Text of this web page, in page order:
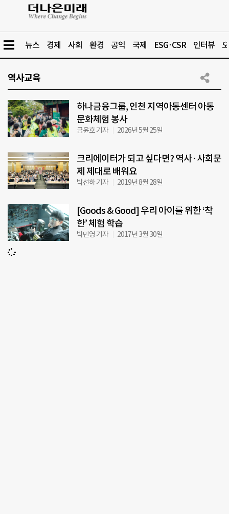
뉴스 경제 사회 환경 공익 국제 ESG·CSR 인터뷰
역사교육
하나금융그룹, 인천 지역아동센터 아동
문화체험 봉사
금윤호 기자 2026년 5월 25일
크리에이터가 되고 싶다면? 역사·사회문
제 제대로 배워요
박선하 기자 2019년 8월 28일
[Goods & Good] 우리 아이를 위한 ‘착
한’ 체험 학습
박민영 기자 2017년 3월 30일